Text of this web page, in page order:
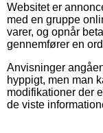
Websitet er
med en gruppe
varer, og opnår
gennemfører en
Anvisninger
hyppigt, men man
modifikationer der
de viste